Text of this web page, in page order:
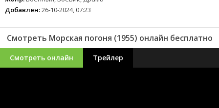
Добавлен:26-10-2024, 07:23
Смотреть Морская погоня (1955) онлайн бесплатно
Смотреть онлайн Трейлер